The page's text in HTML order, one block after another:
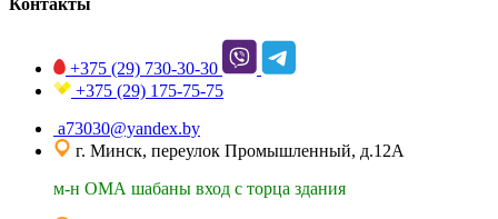
Контакты
+375 (29) 730-30-30
+375 (29) 175-75-75
a73030@yandex.by
г. Минск, переулок Промышленный, д.12А
м-н ОМА шабаны вход с торца здания